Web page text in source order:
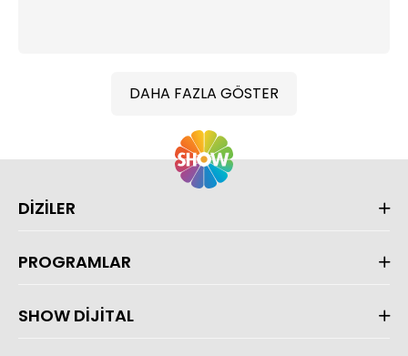
DAHA FAZLA GÖSTER
DİZİLER
PROGRAMLAR
SHOW DİJİTAL